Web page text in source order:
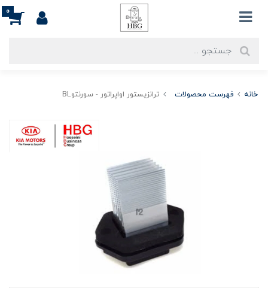
0
خانه فهرست محصولات ترانزیستور اواپراتور - سورنتوBL